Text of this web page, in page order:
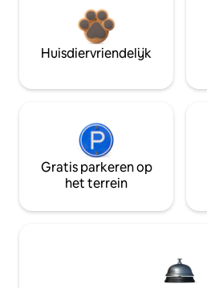
Huisdiervriendelijk
Gratis parkeren op
het terrein